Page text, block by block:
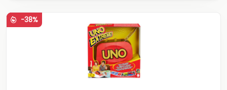
-38%